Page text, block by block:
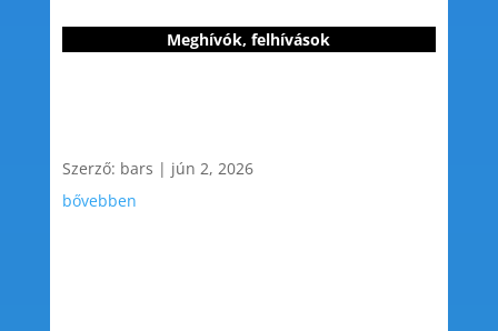
Meghívók, felhívások
Szerző: bars | jún 2, 2026
bővebben